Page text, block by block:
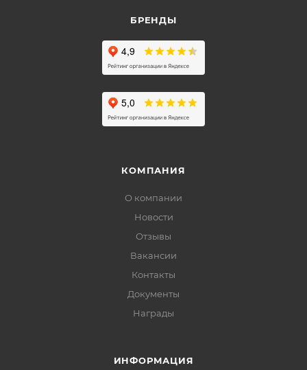
БРЕНДЫ
КОМПАНИЯ
О компании
Новости
Отзывы
Вакансии
Контакты
Документы
Награды
ИНФОРМАЦИЯ